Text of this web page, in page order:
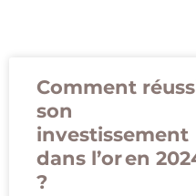
Comment
son
investissement
dans l’or en
?